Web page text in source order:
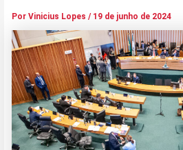
Por Vinicius Lopes / 19 de junho de 2024